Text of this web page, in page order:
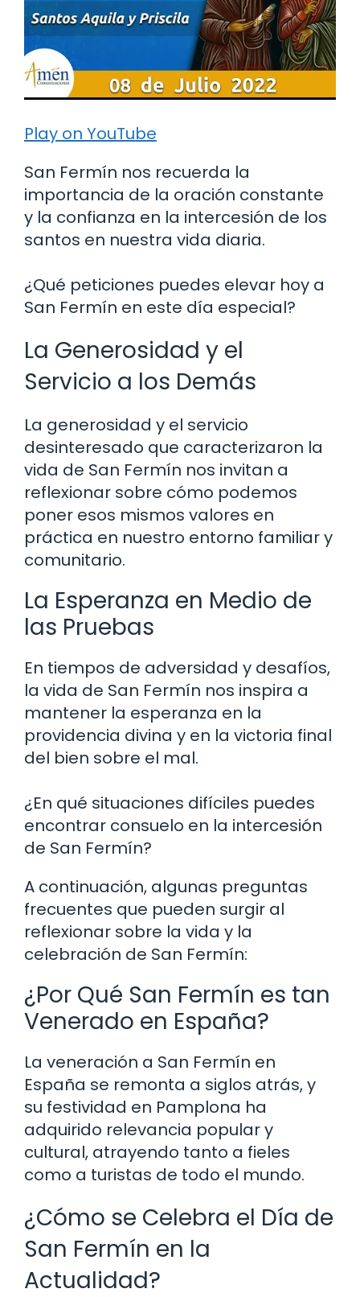
Play on YouTube
San Fermín nos recuerda la
importancia de la oración constante
y la confianza en la intercesión de los
santos en nuestra vida diaria.
¿Qué peticiones puedes elevar hoy a
San Fermín en este día especial?
La Generosidad y el
Servicio a los Demás
La generosidad y el servicio
desinteresado que caracterizaron la
vida de San Fermín nos invitan a
reflexionar sobre cómo podemos
poner esos mismos valores en
práctica en nuestro entorno familiar y
comunitario.
La Esperanza en Medio de
las Pruebas
En tiempos de adversidad y desafíos,
la vida de San Fermín nos inspira a
mantener la esperanza en la
providencia divina y en la victoria final
del bien sobre el mal.
¿En qué situaciones difíciles puedes
encontrar consuelo en la intercesión
de San Fermín?
A continuación, algunas preguntas
frecuentes que pueden surgir al
reflexionar sobre la vida y la
celebración de San Fermín:
¿Por Qué San Fermín es tan
Venerado en España?
La veneración a San Fermín en
España se remonta a siglos atrás, y
su festividad en Pamplona ha
adquirido relevancia popular y
cultural, atrayendo tanto a fieles
como a turistas de todo el mundo.
¿Cómo se Celebra el Día de
San Fermín en la
Actualidad?